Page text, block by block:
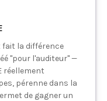
la différence
"pour l'auditeur" —
réellement
pérenne dans la
de gagner un